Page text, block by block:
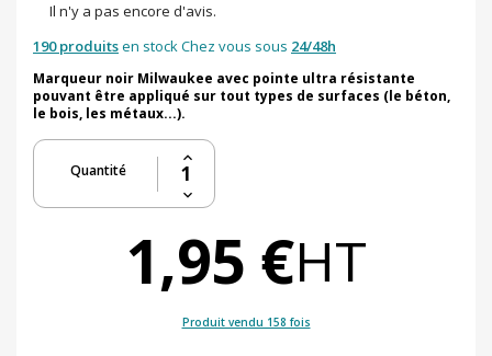
Il n'y a pas encore d'avis.
190 produitsen stock Chez vous sous 24/48h
Marqueur noir Milwaukee avec pointe ultra résistante
pouvant être appliqué sur tout types de surfaces (le béton,
le bois, les métaux...).
Quantité
1,95 €HT
Produit vendu 158 fois